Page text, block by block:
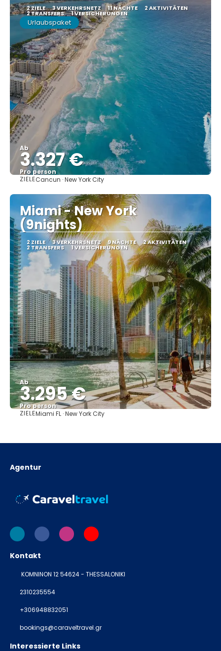
2 ZIELE 3 VERKEHRSNETZ 11 NÄCHTE 2 AKTIVITÄTEN
2 TRANSFERS 1 VERSICHERUNGEN
Urlaubspaket
Ab
3.327 €
Pro person
Sehen
ZIELECancun · New York City
Miami - New York
(9nights)
2 ZIELE 3 VERKEHRSNETZ 9 NÄCHTE 2 AKTIVITÄTEN
2 TRANSFERS 1 VERSICHERUNGEN
Ab
3.295 €
Pro person
Sehen
ZIELEMiami FL · New York City
Agentur
Kontakt
KOMNINON 12 54624 - THESSALONIKI
2310235554
+306948832051
bookings@caraveltravel.gr
Interessierte Links